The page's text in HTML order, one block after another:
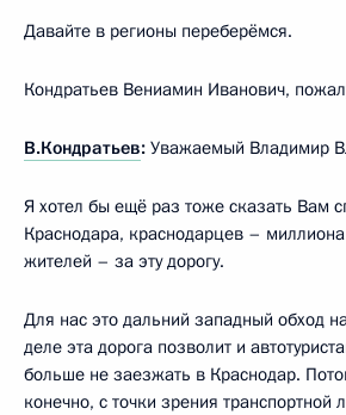
Давайте в регионы переберёмся.
Кондратьев Вениамин Иванович,
В.Кондратьев: Уважаемый Владимир
Я хотел бы ещё раз тоже сказать Вам
Краснодара, краснодарцев –
жителей – за эту дорогу.
Для нас это дальний западный обход
деле эта дорога позволит и
больше не заезжать в Краснодар.
конечно, с точки зрения транспортной